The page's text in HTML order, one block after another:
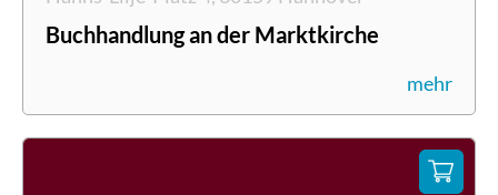
Buchhandlung an der Marktkirche
mehr